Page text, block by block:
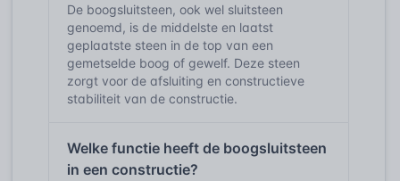
De boogsluitsteen, ook wel sluitsteen
genoemd, is de middelste en laatst
geplaatste steen in de top van een
gemetselde boog of gewelf. Deze steen
zorgt voor de afsluiting en constructieve
stabiliteit van de constructie.
Welke functie heeft de boogsluitsteen
in een constructie?